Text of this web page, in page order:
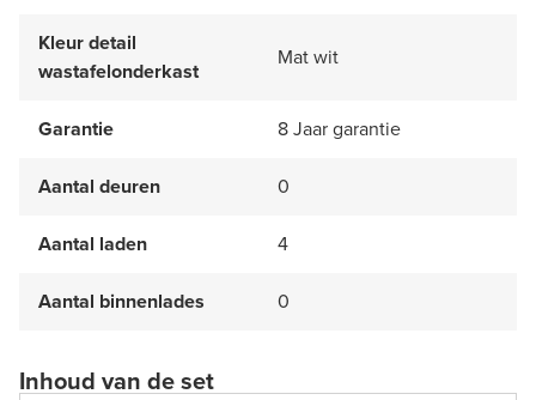
Kleur detail
wastafelonderkast
Mat wit
Garantie 8 Jaar garantie
Aantal deuren 0
Aantal laden 4
Aantal binnenlades 0
Inhoud van de set